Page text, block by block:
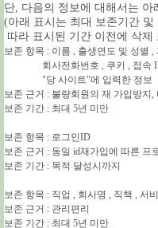
단, 다음의 정보에 대해서는
(아래 표시는 최대 보존기간
따라 표시된 기간 이전에 삭
보존 항목 : 이름 , 출생연도 및 성별
회사전화번호 , 쿠키 , 접속 IP
"당 사이트"에 입력한 정보
보존 근거 : 불량회원의 재 가입방지,
보존 기간 : 최대 5년 미만
보존 항목 : 로그인ID
보존 근거 : 동일 id재가입에 따른 프
보존 기간 : 목적 달성시까지
보존 항목 : 직업 , 회사명 , 직책 , 서
보존 근거 : 관리편리
보존 기간 : 최대 5년 미만